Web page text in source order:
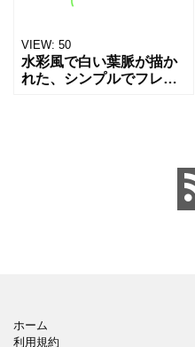
VIEW: 50
水彩風で白い葉脈が描か
れた、シンプルでフレッ
ホーム
利用規約